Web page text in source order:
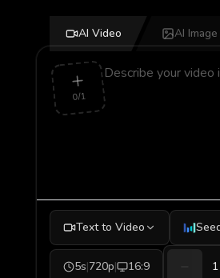
AI Video AI Image
0/1
Text to Video
5s|720p| 16:9 1